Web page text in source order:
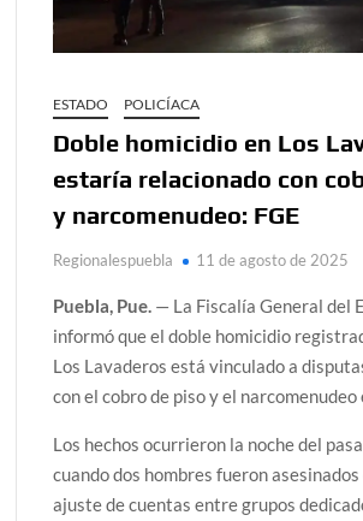
ESTADO POLICÍACA
Doble homicidio en Los
estaría relacionado con
y narcomenudeo: FGE
Regionalespuebla 11 de agosto de 2025
Puebla, Pue. — La Fiscalía General del
informó que el doble homicidio
Los Lavaderos está vinculado a
con el cobro de piso y el narcomenudeo
Los hechos ocurrieron la noche del
cuando dos hombres fueron
ajuste de cuentas entre grupos